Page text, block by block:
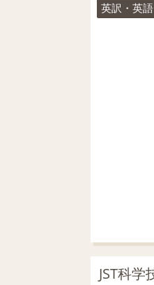
英訳・英語
JST科